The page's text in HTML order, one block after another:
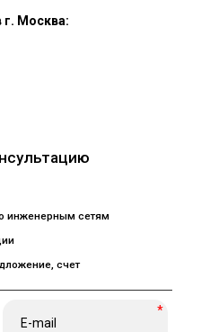
г. Москва:
инженерным сетям
счет
*